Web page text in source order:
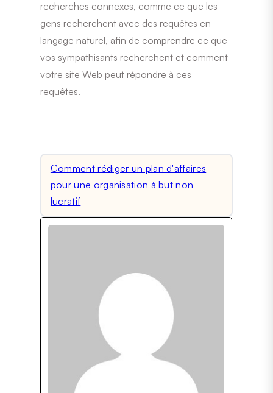
recherches connexes, comme ce que les
gens recherchent avec des requêtes en
langage naturel, afin de comprendre ce que
vos sympathisants recherchent et comment
votre site Web peut répondre à ces
requêtes.
Comment rédiger un plan d'affaires
pour une organisation à but non
lucratif